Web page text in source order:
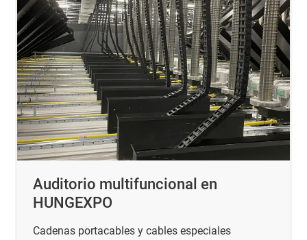
Auditorio multifuncional en
HUNGEXPO
Cadenas portacables y cables especiales